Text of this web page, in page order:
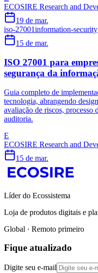
ECOSIRE Research and
19 de mar.
iso-27001information-security
15 de mar.
ISO 27001 para
segurança da
Guia completo de
tecnologia, abrangendo
avaliação de riscos, processo
auditoria.
E
ECOSIRE Research and
15 de mar.
Líder do Ecossistema
Loja de produtos digitais e
Global · Remoto primeiro
Fique atualizado
Digite seu e-mail